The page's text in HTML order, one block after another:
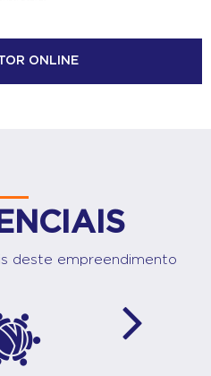
ONLINE
deste empreendimento